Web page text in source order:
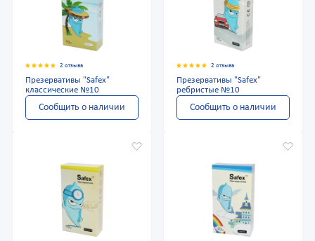
2 отзыва
Презервативы "Safex"
классические №10
Сообщить о наличии
2 отзыва
Презервативы "Safex"
ребристые №10
Сообщить о наличии